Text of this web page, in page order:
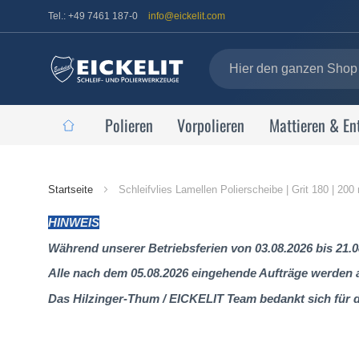
Tel.: +49 7461 187-0 info@eickelit.com
Polieren Vorpolieren Mattieren &
Startseite Schleifvlies Lamellen Polierscheibe | Grit 180 | 200
HINWEIS
Während unserer Betriebsferien von 03.08.2026 bis
Alle nach dem 05.08.2026 eingehende Aufträge
Das Hilzinger-Thum / EICKELIT Team bedankt sich für